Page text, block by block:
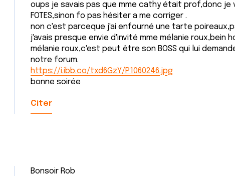
oups je savais pas que mme cathy était prof,donc
FOTES,sinon fo pas hésiter a me corriger .
non c'est parceque j'ai enfourné une tarte
j'avais presque envie d'invité mme mélanie roux,bein
mélanie roux,c'est peut être son BOSS qui lui
notre forum.
https://i.ibb.co/txd6GzY/P1060246.jpg
bonne soirée
Citer
Bonsoir Rob